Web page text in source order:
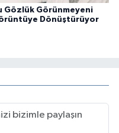
Gözlük Görünmeyeni
Dönüştürüyor